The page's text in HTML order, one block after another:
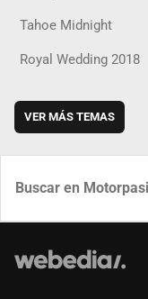
Tahoe Midnight
Royal Wedding 2018
VER MÁS TEMAS